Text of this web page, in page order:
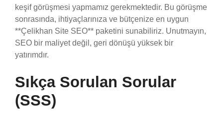
keşif görüşmesi yapmamız gerekmektedir. Bu görüşme
sonrasında, ihtiyaçlarınıza ve bütçenize en uygun
**Çelikhan Site SEO** paketini sunabiliriz. Unutmayın,
SEO bir maliyet değil, geri dönüşü yüksek bir
yatırımdır.
Sıkça Sorulan Sorular
(SSS)